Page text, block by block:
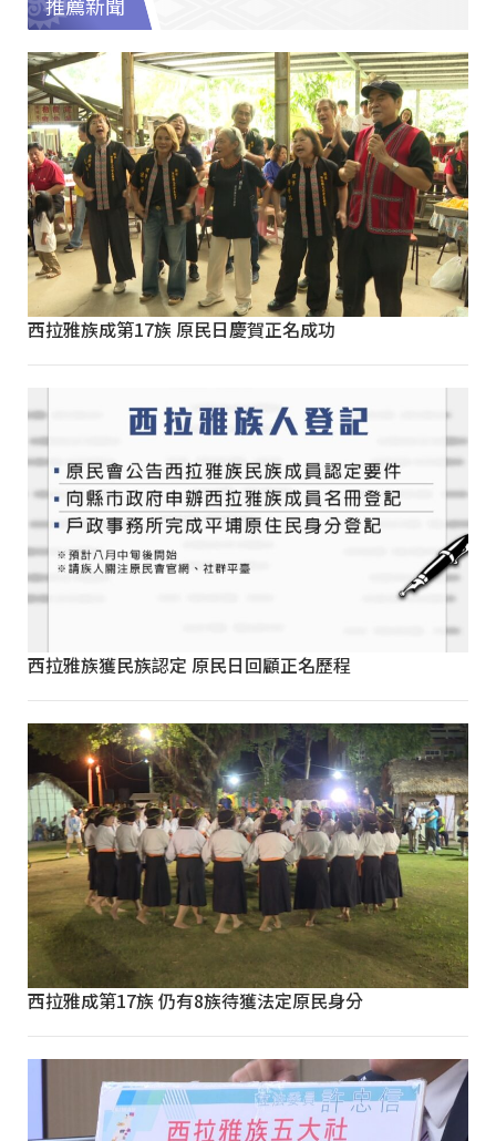
推薦新聞
西拉雅族成第17族 原民日慶賀正名成功
西拉雅族獲民族認定 原民日回顧正名歷程
西拉雅成第17族 仍有8族待獲法定原民身分